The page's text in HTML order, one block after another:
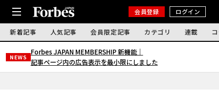
会員登録 ログイン
新着記事 人気記事 会員限定記事 カテゴリ 連載
NEWS
Forbes JAPAN MEMBERSHIP 新機能｜
記事ページ内の広告表示を最小限にしました